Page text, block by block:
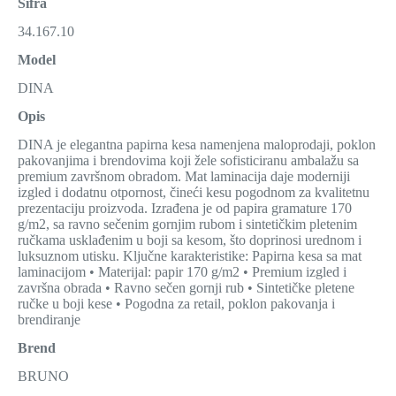
Šifra
34.167.10
Model
DINA
Opis
DINA je elegantna papirna kesa namenjena maloprodaji, poklon
pakovanjima i brendovima koji žele sofisticiranu ambalažu sa
premium završnom obradom. Mat laminacija daje moderniji
izgled i dodatnu otpornost, čineći kesu pogodnom za kvalitetnu
prezentaciju proizvoda. Izrađena je od papira gramature 170
g/m2, sa ravno sečenim gornjim rubom i sintetičkim pletenim
ručkama usklađenim u boji sa kesom, što doprinosi urednom i
luksuznom utisku. Ključne karakteristike: Papirna kesa sa mat
laminacijom • Materijal: papir 170 g/m2 • Premium izgled i
završna obrada • Ravno sečen gornji rub • Sintetičke pletene
ručke u boji kese • Pogodna za retail, poklon pakovanja i
brendiranje
Brend
BRUNO